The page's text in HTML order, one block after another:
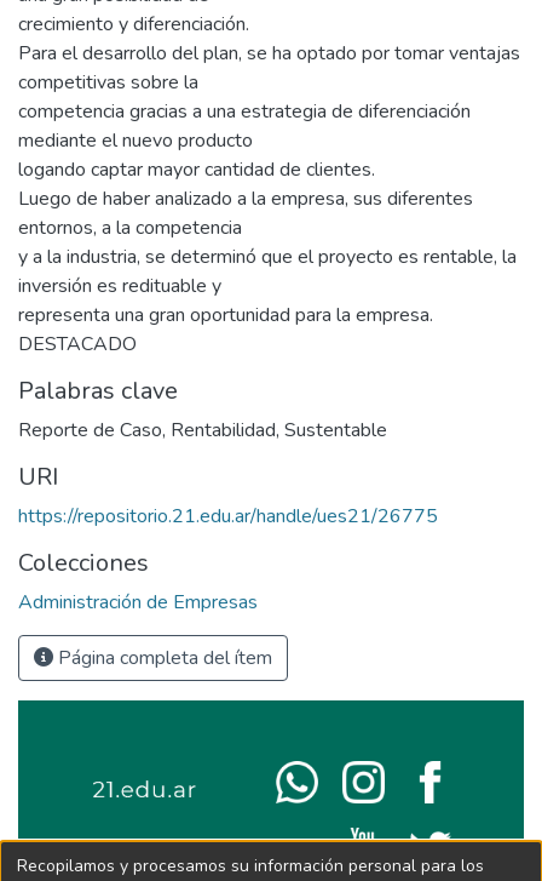
crecimiento y diferenciación.
Para el desarrollo del plan, se ha optado por tomar ventajas
competitivas sobre la
competencia gracias a una estrategia de diferenciación
mediante el nuevo producto
logando captar mayor cantidad de clientes.
Luego de haber analizado a la empresa, sus diferentes
entornos, a la competencia
y a la industria, se determinó que el proyecto es rentable, la
inversión es redituable y
representa una gran oportunidad para la empresa.
DESTACADO
Palabras clave
Reporte de Caso, Rentabilidad, Sustentable
URI
https://repositorio.21.edu.ar/handle/ues21/26775
Colecciones
Administración de Empresas
Página completa del ítem
Recopilamos y procesamos su información personal para los